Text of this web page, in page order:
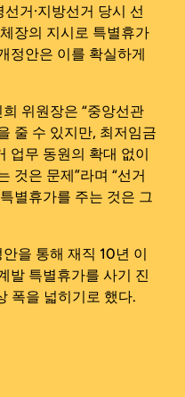
거·지방선거 당시 선
장의 지시로 특별휴가
정안은 이를 확실하게
위원장은 “중앙선관
줄 수 있지만, 최저임금
업무 동원의 확대 없이
것은 문제”라며 “선거
별휴가를 주는 것은 그
을 통해 재직 10년 이
발 특별휴가를 사기 진
폭을 넓히기로 했다.